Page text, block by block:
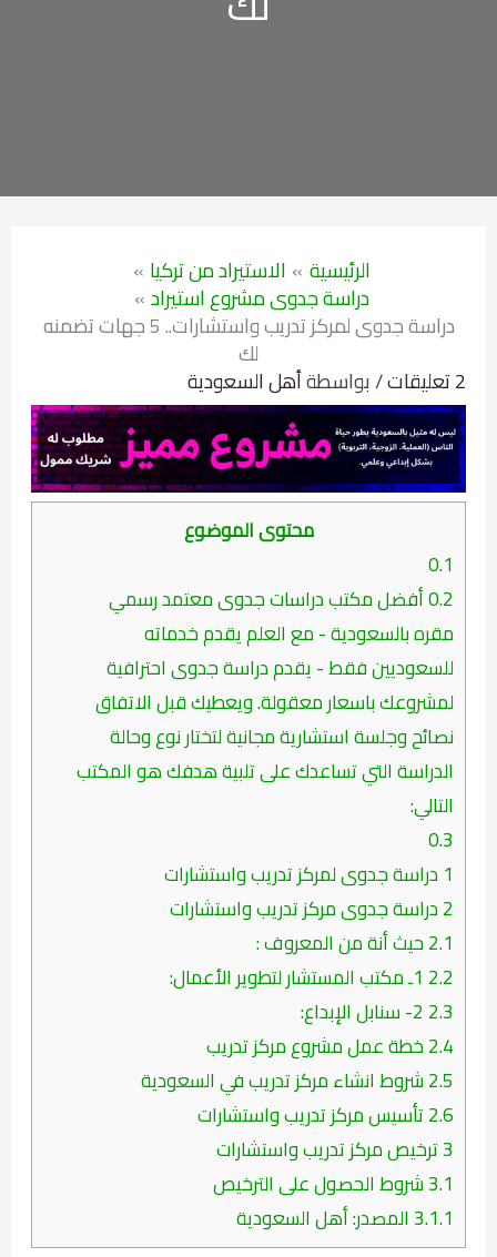
الرئيسية الاستيراد من تركيا
دراسة جدوى مشروع استيراد
دراسة جدوى لمركز تدريب واستشارات.. 5 جهات تضمنه
لك
2 تعليقات / بواسطةأهل السعودية
محتوى الموضوع
0.1
0.2أفضل مكتب دراسات جدوى معتمد رسمي
مقره بالسعودية - مع العلم يقدم خدماته
للسعوديين فقط - يقدم دراسة جدوى احترافية
لمشروعك باسعار معقولة. ويعطيك قبل الاتفاق
نصائح وجلسة استشارية مجانية لتختار نوع وحالة
الدراسة التي تساعدك على تلبية هدفك هو المكتب
التالي:
0.3
1 دراسة جدوى لمركز تدريب واستشارات
2دراسة جدوى مركز تدريب واستشارات
2.1حيث أنة من المعروف :
2.2
2.3
2.4خطة عمل مشروع مركز تدريب
2.5شروط انشاء مركز تدريب في السعودية
2.6تأسيس مركز تدريب واستشارات
3ترخيص مركز تدريب واستشارات
3.1شروط الحصول على الترخيص
3.1.1 المصدر: أهل السعودية